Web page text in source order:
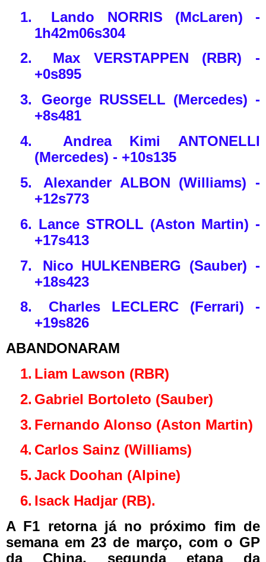
1.
Lando NORRIS (McLaren) -
1h42m06s304
2.
Max VERSTAPPEN (RBR) -
+0s895
3.
George RUSSELL (Mercedes) -
+8s481
4.
Andrea Kimi ANTONELLI
(Mercedes) - +10s135
5.
Alexander ALBON (Williams) -
+12s773
6. Lance STROLL (Aston Martin) -
+17s413
7.
Nico HULKENBERG (Sauber) -
+18s423
8.
Charles LECLERC (Ferrari) -
+19s826
ABANDONARAM
1. Liam Lawson (RBR)
2. Gabriel Bortoleto (Sauber)
3. Fernando Alonso (Aston Martin)
4. Carlos Sainz (Williams)
5. Jack Doohan (Alpine)
6. Isack Hadjar (RB).
A F1 retorna já no próximo fim de
semana em 23 de março, com o GP
da China, segunda etapa da